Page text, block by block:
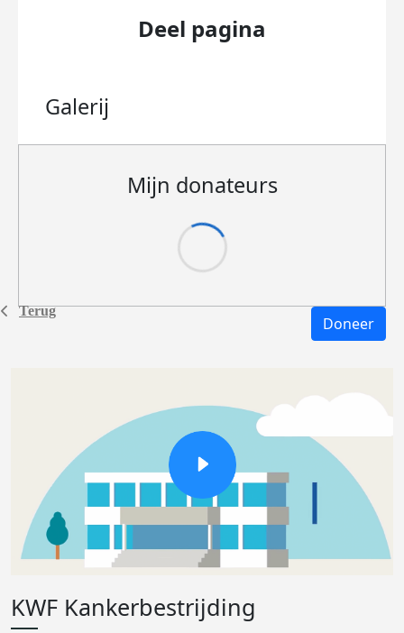
Terug
Deel pagina
Galerij
Mijn donateurs
Doneer
KWF Kankerbestrijding